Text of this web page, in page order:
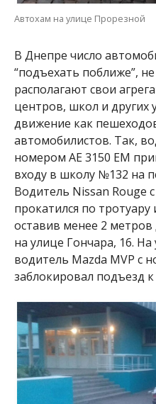
Автохам на улице Прорезной
В Днепре число
“подъехать поближе”,
располагают свои
центров, школ и других
движение как
автомобилистов. Так,
номером АЕ 3150 ЕМ
входу в школу №132 на
Водитель Nissan Rouge
прокатился по
оставив менее 2
на улице Гончара, 16.
водитель Mazda MVP с
заблокировал подъезд